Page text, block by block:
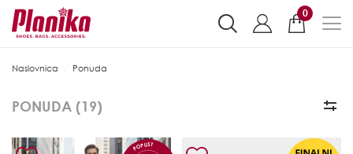
0
Naslovnica Ponuda
PONUDA (19)
POPUST